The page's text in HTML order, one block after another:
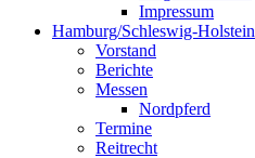
Impressum
Hamburg/Schleswig-Holstein
Vorstand
Berichte
Messen
Nordpferd
Termine
Reitrecht